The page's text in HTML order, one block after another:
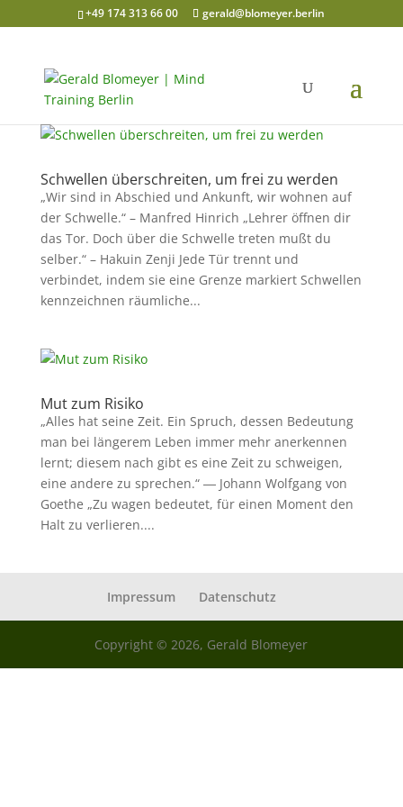
+49 174 313 66 00 gerald@blomeyer.berlin
Schwellen überschreiten, um frei zu werden
„Wir sind in Abschied und Ankunft, wir wohnen auf
der Schwelle.“ – Manfred Hinrich „Lehrer öffnen dir
das Tor. Doch über die Schwelle treten mußt du
selber.“ – Hakuin Zenji Jede Tür trennt und
verbindet, indem sie eine Grenze markiert Schwellen
kennzeichnen räumliche...
Mut zum Risiko
„Alles hat seine Zeit. Ein Spruch, dessen Bedeutung
man bei längerem Leben immer mehr anerkennen
lernt; diesem nach gibt es eine Zeit zu schweigen,
eine andere zu sprechen.“ ― Johann Wolfgang von
Goethe „Zu wagen bedeutet, für einen Moment den
Halt zu verlieren....
Impressum Datenschutz
Copyright © 2026, Gerald Blomeyer